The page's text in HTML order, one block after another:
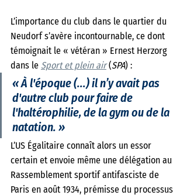
L’importance du club dans le quartier du
Neudorf s’avère incontournable, ce dont
témoignait le « vétéran » Ernest Herzorg
dans le Sport et plein air (SPA) :
« À l'époque (...) il n’y avait pas
d'autre club pour faire de
l'haltérophilie, de la gym ou de la
natation. »
L’US Égalitaire connaît alors un essor
certain et envoie même une délégation au
Rassemblement sportif antifasciste de
Paris en août 1934, prémisse du processus